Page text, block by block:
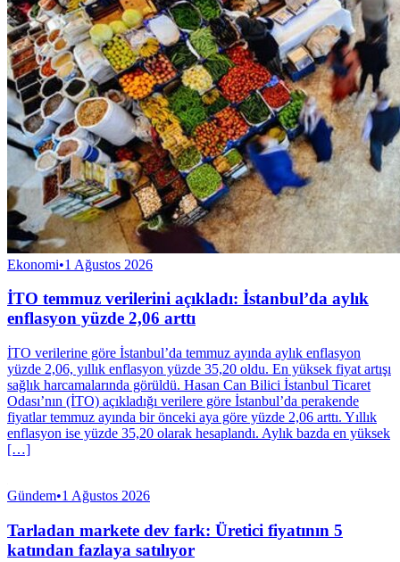
Ekonomi•1 Ağustos 2026
İTO temmuz verilerini açıkladı: İstanbul’da aylık
enflasyon yüzde 2,06 arttı
İTO verilerine göre İstanbul’da temmuz ayında aylık enflasyon
yüzde 2,06, yıllık enflasyon yüzde 35,20 oldu. En yüksek fiyat artışı
sağlık harcamalarında görüldü. Hasan Can Bilici İstanbul Ticaret
Odası’nın (İTO) açıkladığı verilere göre İstanbul’da perakende
fiyatlar temmuz ayında bir önceki aya göre yüzde 2,06 arttı. Yıllık
enflasyon ise yüzde 35,20 olarak hesaplandı. Aylık bazda en yüksek
[…]
Gündem•1 Ağustos 2026
Tarladan markete dev fark: Üretici fiyatının 5
katından fazlaya satılıyor